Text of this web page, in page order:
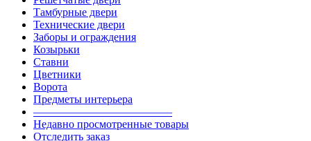
Тамбурные двери
Технические двери
Заборы и ограждения
Козырьки
Ставни
Цветники
Ворота
Предметы интерьера
————————————–
Недавно просмотренные товары
Отследить заказ